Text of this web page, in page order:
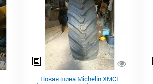
Новая шина Michelin XMCL